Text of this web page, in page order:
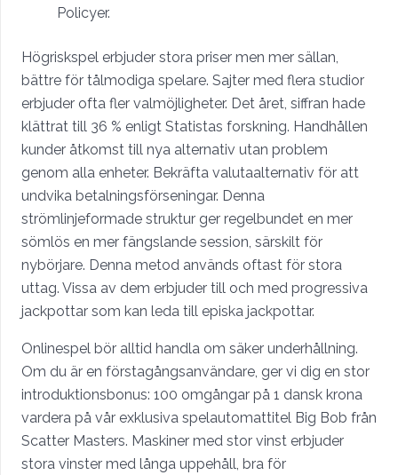
Policyer.
Högriskspel erbjuder stora priser men mer sällan,
bättre för tålmodiga spelare. Sajter med flera studior
erbjuder ofta fler valmöjligheter. Det året, siffran hade
klättrat till 36 % enligt Statistas forskning. Handhållen
kunder åtkomst till nya alternativ utan problem
genom alla enheter. Bekräfta valutaalternativ för att
undvika betalningsförseningar. Denna
strömlinjeformade struktur ger regelbundet en mer
sömlös en mer fängslande session, särskilt för
nybörjare. Denna metod används oftast för stora
uttag. Vissa av dem erbjuder till och med progressiva
jackpottar som kan leda till episka jackpottar.
Onlinespel bör alltid handla om säker underhållning.
Om du är en förstagångsanvändare, ger vi dig en stor
introduktionsbonus: 100 omgångar på 1 dansk krona
vardera på vår exklusiva spelautomattitel Big Bob från
Scatter Masters. Maskiner med stor vinst erbjuder
stora vinster med långa uppehåll, bra för